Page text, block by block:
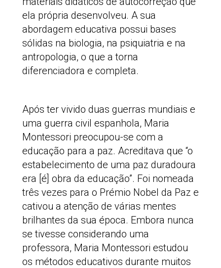
ela própria desenvolveu. A sua
abordagem educativa possui bases
sólidas na biologia, na psiquiatria e na
antropologia, o que a torna
diferenciadora e completa.
Após ter vivido duas guerras mundiais e
uma guerra civil espanhola, Maria
Montessori preocupou-se com a
educação para a paz. Acreditava que “o
estabelecimento de uma paz duradoura
era [é] obra da educação”. Foi nomeada
três vezes para o Prémio Nobel da Paz e
cativou a atenção de várias mentes
brilhantes da sua época. Embora nunca
se tivesse considerando uma
professora, Maria Montessori estudou
os métodos educativos durante muitos